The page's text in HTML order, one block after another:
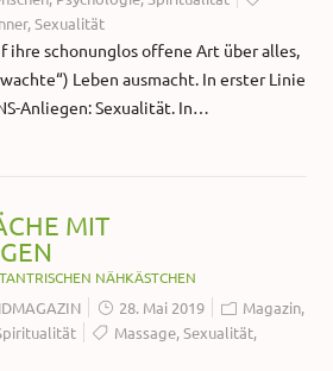
,Sexualität
ihre schonunglos offene Art über alles,
Leben ausmacht. In erster Linie
Anliegen: Sexualität. In…
MIT
NÄHKÄSTCHEN
28. Mai 2019 Magazin,
Massage,Sexualität,